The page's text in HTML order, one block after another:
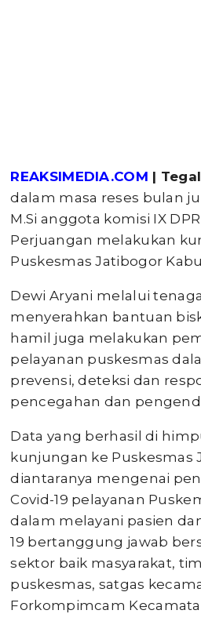
REAKSIMEDIA.COM | Tegal
dalam masa reses bulan
M.Si anggota komisi IX
Perjuangan melakukan
Puskesmas Jatibogor
Dewi Aryani melalui
menyerahkan bantuan
hamil juga melakukan
pelayanan puskesmas
prevensi, deteksi dan
pencegahan dan
Data yang berhasil di
kunjungan ke Puskesmas
diantaranya mengenai
Covid-19 pelayanan
dalam melayani pasien
19 bertanggung jawab
sektor baik masyarakat,
puskesmas, satgas
Forkompimcam